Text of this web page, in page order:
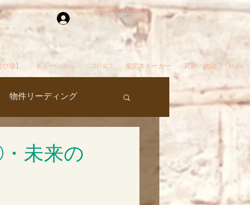
ログイン
場】 ギューGallery CONTACT 集団ストーカー 冥界／地獄 More
物件リーディング
未来の